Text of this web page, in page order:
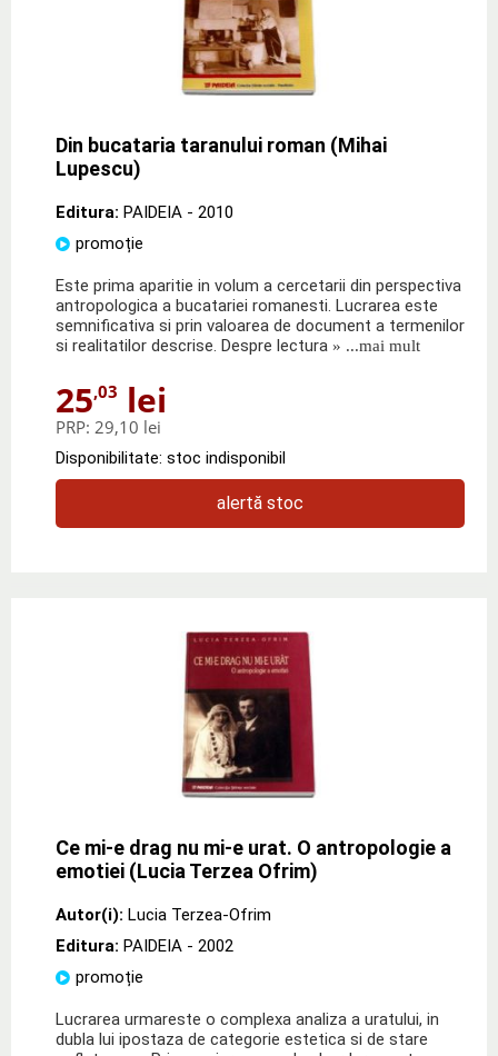
Din bucataria taranului roman (Mihai
Lupescu)
Editura: PAIDEIA - 2010
promoție
Este prima aparitie in volum a cercetarii din perspectiva
antropologica a bucatariei romanesti. Lucrarea este
semnificativa si prin valoarea de document a termenilor
si realitatilor descrise. Despre lectura » ...mai mult
25,03 lei
PRP: 29,10 lei
Disponibilitate: stoc indisponibil
alertă stoc
Ce mi-e drag nu mi-e urat. O antropologie a
emotiei (Lucia Terzea Ofrim)
Autor(i): Lucia Terzea-Ofrim
Editura: PAIDEIA - 2002
promoție
Lucrarea urmareste o complexa analiza a uratului, in
dubla lui ipostaza de categorie estetica si de stare